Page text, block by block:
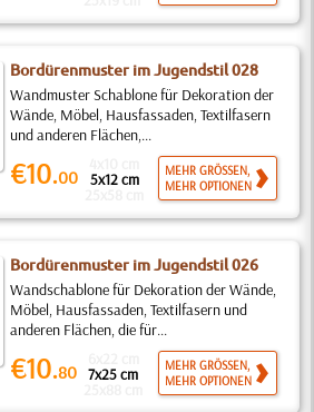
Bordürenmuster im Jugendstil 028
Wandmuster Schablone für Dekoration der
Wände, Möbel, Hausfassaden, Textilfasern
und anderen Flächen,...
€10.00 5x12 cm
MEHR GRÖSSEN,
MEHR OPTIONEN
Bordürenmuster im Jugendstil 026
Wandschablone für Dekoration der Wände,
Möbel, Hausfassaden, Textilfasern und
anderen Flächen, die für...
€10.80 7x25 cm
MEHR GRÖSSEN,
MEHR OPTIONEN